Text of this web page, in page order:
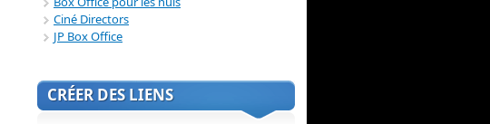
Ciné Directors
JP Box Office
CRÉER DES LIENS